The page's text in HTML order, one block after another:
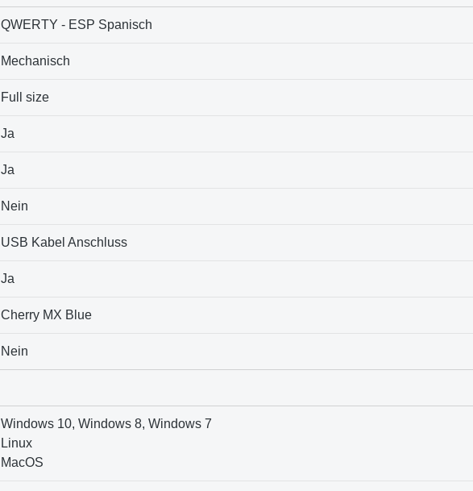
QWERTY - ESP Spanisch
Mechanisch
Full size
Ja
Ja
Nein
USB Kabel Anschluss
Ja
Cherry MX Blue
Nein
Windows 10, Windows 8, Windows 7
Linux
MacOS